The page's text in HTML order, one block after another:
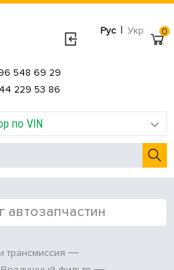
Рус | Укр
по VIN
548 69 29
229 53 86
0
автозапчастин
трансмиссия